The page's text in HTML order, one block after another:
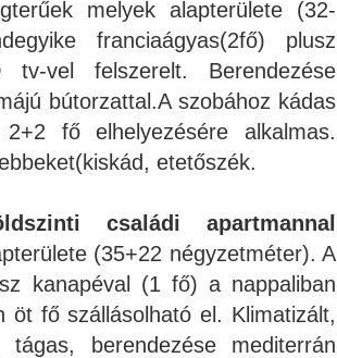
melyek alapterülete (32-
franciaágyas(2fő) plusz
vel felszerelt. Berendezése
bútorzattal.A szobához kádas
fő elhelyezésére alkalmas.
etetőszék.
családi apartmannal
(35+22 négyzetméter). A
kanapéval (1 fő) a nappaliban
fő szállásolható el. Klimatizált,
berendezése mediterrán